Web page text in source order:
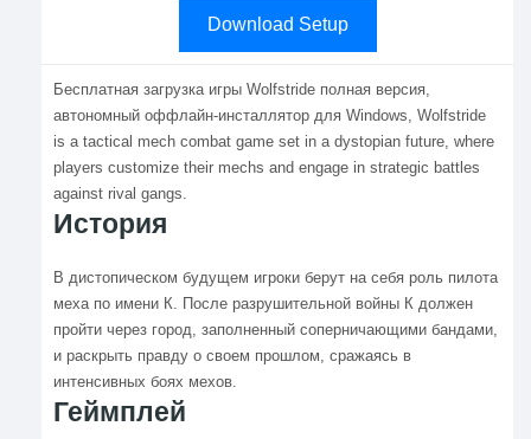
Download Setup
Бесплатная загрузка игры Wolfstride полная версия,
автономный оффлайн-инсталлятор для Windows, Wolfstride
is a tactical mech combat game set in a dystopian future, where
players customize their mechs and engage in strategic battles
against rival gangs.
История
В дистопическом будущем игроки берут на себя роль пилота
меха по имени К. После разрушительной войны К должен
пройти через город, заполненный соперничающими бандами,
и раскрыть правду о своем прошлом, сражаясь в
интенсивных боях мехов.
Геймплей